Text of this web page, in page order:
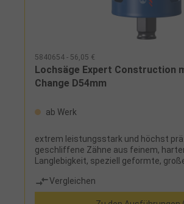
5840654 - 56,05 €
Lochsäge Expert Construction
Change D54mm
ab Werk
extrem leistungsstark und höchst
geschliffene Zähne aus feinem,
Langlebigkeit, speziell geformte,
einfaches Entfernen des Bohrkerns
Lochsägenwechsel mit nur einem
Vergleichen